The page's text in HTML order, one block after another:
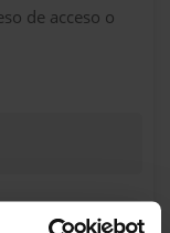
de acceso o